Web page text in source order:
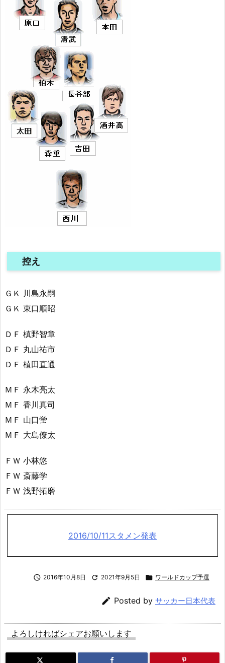
控え
ＧＫ 川島永嗣
ＧＫ 東口順昭
ＤＦ 槙野智章
ＤＦ 丸山祐市
ＤＦ 植田直通
ＭＦ 永木亮太
ＭＦ 香川真司
ＭＦ 山口蛍
ＭＦ 大島僚太
ＦＷ 小林悠
ＦＷ 斎藤学
ＦＷ 浅野拓磨
2016/10/11スタメン発表
 2016年10月8日  2021年9月5日  ワールドカップ予選
 Posted by サッカー日本代表
よろしければシェアお願いします